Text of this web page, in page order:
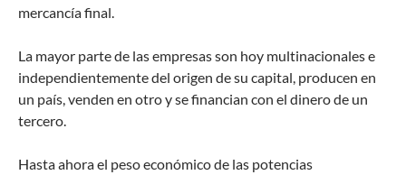
mercancía final.
La mayor parte de las empresas son hoy multinacionales e
independientemente del origen de su capital, producen en
un país, venden en otro y se financian con el dinero de un
tercero.
Hasta ahora el peso económico de las potencias